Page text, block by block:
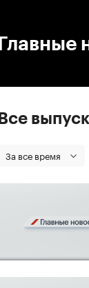
Главные
Все
За все время